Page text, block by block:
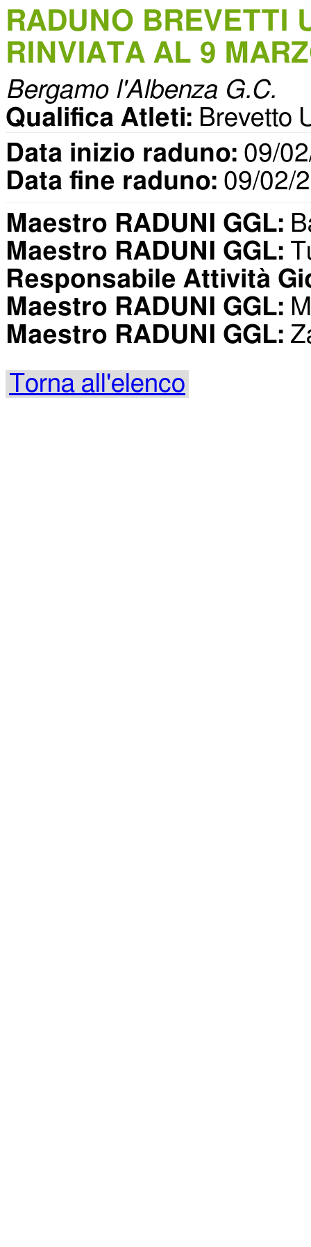
RADUNO BREVETTI
RINVIATA AL 9
Bergamo l'Albenza G.C.
Qualifica Atleti: Brevetto
Data inizio raduno: 09/
Data fine raduno: 09/02/
Maestro RADUNI GGL:
Maestro RADUNI GGL:
Responsabile Attività
Maestro RADUNI GGL:
Maestro RADUNI GGL:
Torna all'elenco